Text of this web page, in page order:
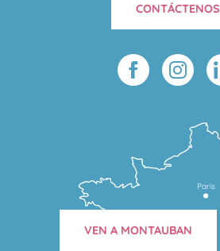
CONTÁCTENOS
Paris
VEN A MONTAUBAN